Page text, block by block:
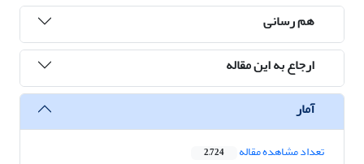
هم رسانی
ارجاع به این مقاله
آمار
تعداد مشاهده مقاله 2,724